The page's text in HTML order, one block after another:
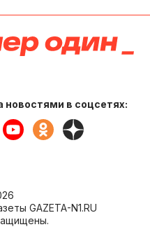
новостями в соцсетях:
GAZETA-N1.RU